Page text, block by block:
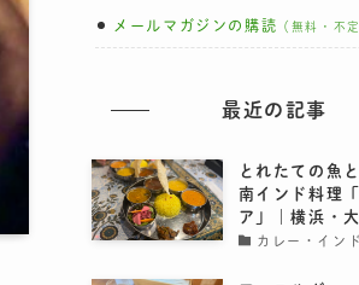
メールマガジンの購読 （無料・不
最近の記事
とれたての魚
南インド料理
ア」｜横浜・
カレー・イン